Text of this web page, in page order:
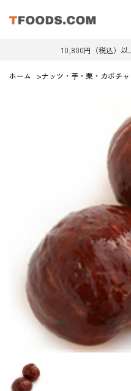
10,800円（税込）以
ホーム >ナッツ・芋・栗・カボチャ